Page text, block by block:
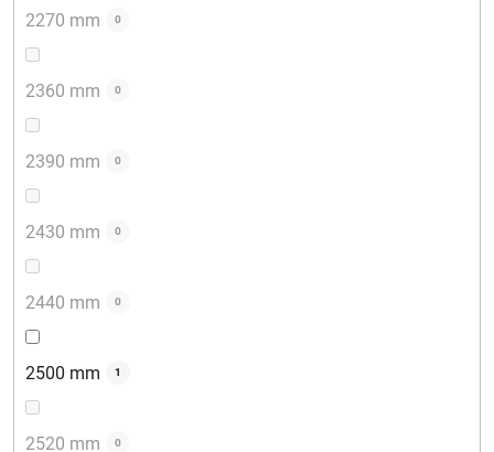
2270 mm 0
2360 mm 0
2390 mm 0
2430 mm 0
2440 mm 0
2500 mm 1
2520 mm 0